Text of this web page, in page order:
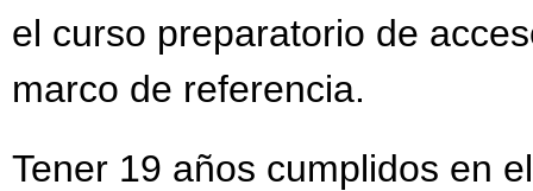
el curso preparatorio de
marco de referencia.
Tener 19 años cumplidos en